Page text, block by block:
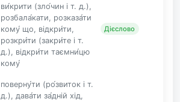
ви́крити (зло́чин і т. д.),
розбала́кати, розказа́ти
кому́ що, відкри́ти,
розкри́ти (закри́те і т.
д.), відкри́ти таємни́цю
кому́
Дієслово
поверну́ти (ро́звиток і т.
д.), дава́ти за́дній хід,